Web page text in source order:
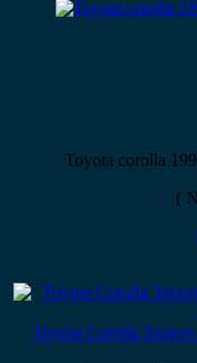
Toyota corolla
(
Toyota Corolla